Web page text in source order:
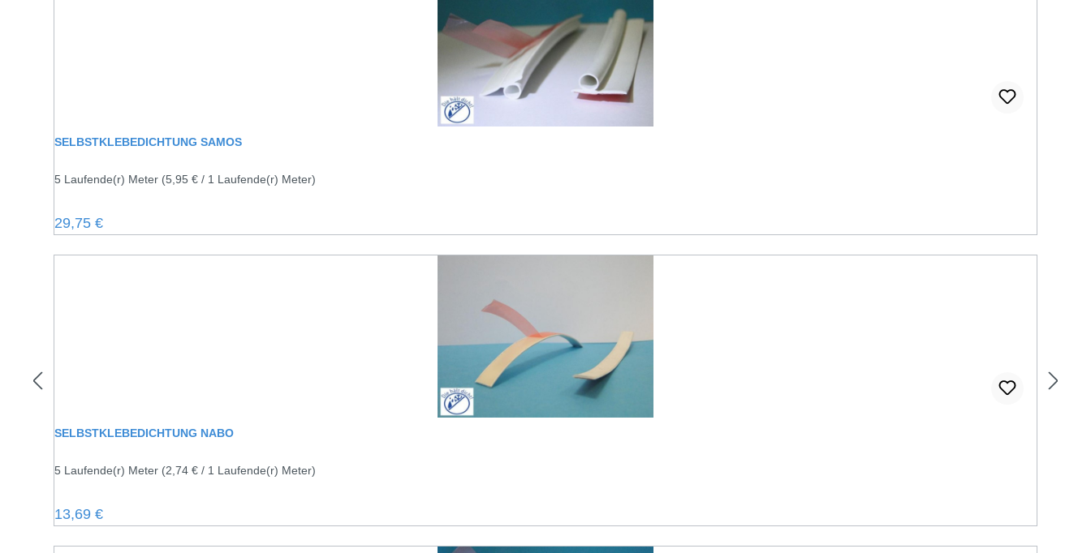
SELBSTKLEBEDICHTUNG SAMOS
5 Laufende(r) Meter (5,95 € / 1 Laufende(r) Meter)
Regulärer Preis:
29,75 €
SELBSTKLEBEDICHTUNG NABO
5 Laufende(r) Meter (2,74 € / 1 Laufende(r) Meter)
Regulärer Preis:
13,69 €